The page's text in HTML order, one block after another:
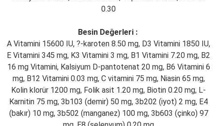
0.30
Besin Değerleri :
A Vitamini 15600 IU, ?-karoten 8.50 mg, D3 Vitamini 1850 IU,
E Vitamini 345 mg, K3 Vitamini 3 mg, B1 Vitamini 7.20 mg, B2
16 mg Vitamini, Kalsiyum D-pantotenat 20 mg, B6 Vitamini 6
mg, B12 Vitamini 0.03 mg, C vitamini 75 mg, Niasin 65 mg,
Kolin klorür 1200 mg, Folik asit 1.20 mg, Biotin 0.20 mg, L-
Karnitin 75 mg, 3b103 (demir) 50 mg, 3b202 (iyot) 2 mg, E4
(bakır) 10 mg, 3b502 (manganez) 100 mg, 3b603 (çinko) 97